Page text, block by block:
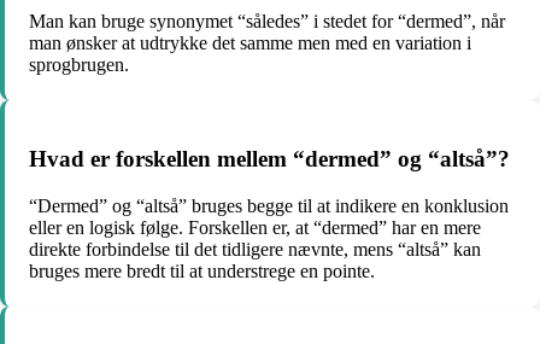
Man kan bruge synonymet “således” i stedet for “dermed”, når
man ønsker at udtrykke det samme men med en variation i
sprogbrugen.
Hvad er forskellen mellem “dermed” og “altså”?
“Dermed” og “altså” bruges begge til at indikere en konklusion
eller en logisk følge. Forskellen er, at “dermed” har en mere
direkte forbindelse til det tidligere nævnte, mens “altså” kan
bruges mere bredt til at understrege en pointe.